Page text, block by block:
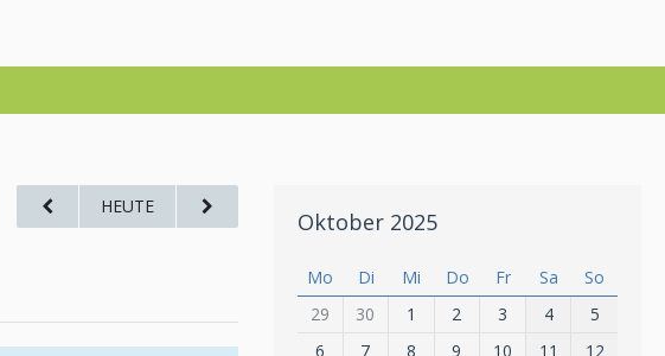
HEUTE
Oktober 2025
Mo Di Mi Do Fr Sa
So
29
30 1 2 3 4
5
6
7 8 9 10 11
12